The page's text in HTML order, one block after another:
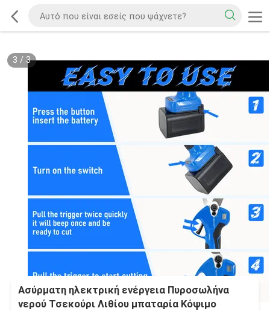
3 / 3
Ασύρματη ηλεκτρική ενέργεια Πυροσωλήνα
νερού Τσεκούρι Λιθίου μπαταρία Κόψιμο